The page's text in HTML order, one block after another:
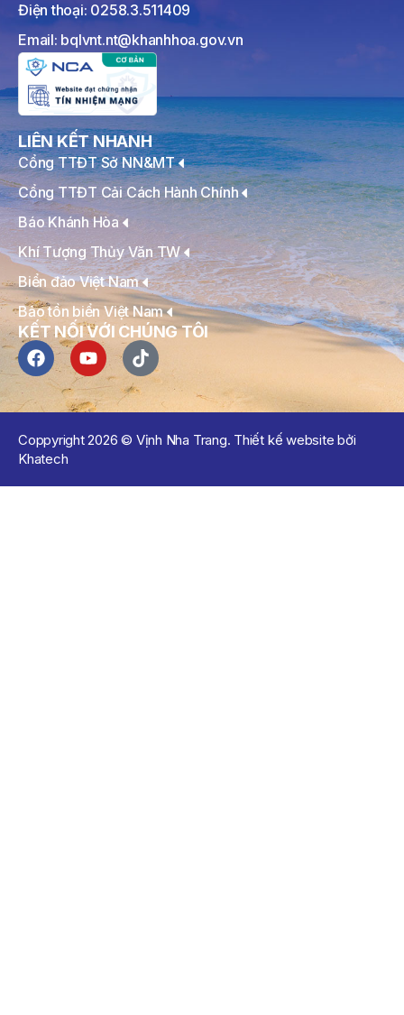
Điện thoại: 0258.3.511409
Email: bqlvnt.nt@khanhhoa.gov.vn
LIÊN KẾT NHANH
Cổng TTĐT Sở NN&MT
Cổng TTĐT Cải Cách Hành Chính
Báo Khánh Hòa
Khí Tượng Thủy Văn TW
Biển đảo Việt Nam
Bảo tồn biển Việt Nam
KẾT NỐI VỚI CHÚNG TÔI
Coppyright 2026 © Vịnh Nha Trang. Thiết kế website bởi
Khatech